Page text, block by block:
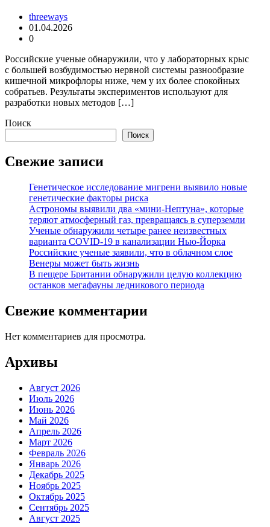
threeways
01.04.2026
0
Российские ученые обнаружили, что у лабораторных крыс
с большей возбудимостью нервной системы разнообразие
кишечной микрофлоры ниже, чем у их более спокойных
собратьев. Результаты экспериментов используют для
разработки новых методов […]
Поиск
Поиск
Свежие записи
Генетическое исследование мигрени выявило новые
генетические факторы риска
Астрономы выявили два «мини-Нептуна», которые
теряют атмосферный газ, превращаясь в суперземли
Ученые обнаружили четыре ранее неизвестных
варианта COVID-19 в канализации Нью-Йорка
Российские ученые заявили, что в облачном слое
Венеры может быть жизнь
В пещере Британии обнаружили целую коллекцию
останков мегафауны ледникового периода
Свежие комментарии
Нет комментариев для просмотра.
Архивы
Август 2026
Июль 2026
Июнь 2026
Май 2026
Апрель 2026
Март 2026
Февраль 2026
Январь 2026
Декабрь 2025
Ноябрь 2025
Октябрь 2025
Сентябрь 2025
Август 2025